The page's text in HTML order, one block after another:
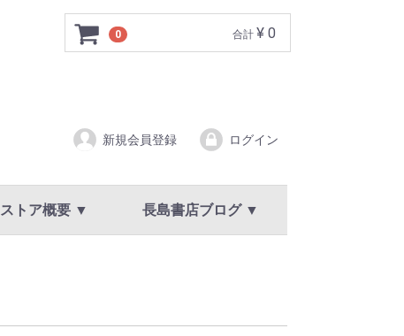
0 合計 ¥ 0
新規会員登録 ログイン
ストア概要 ▼ 長島書店ブログ ▼